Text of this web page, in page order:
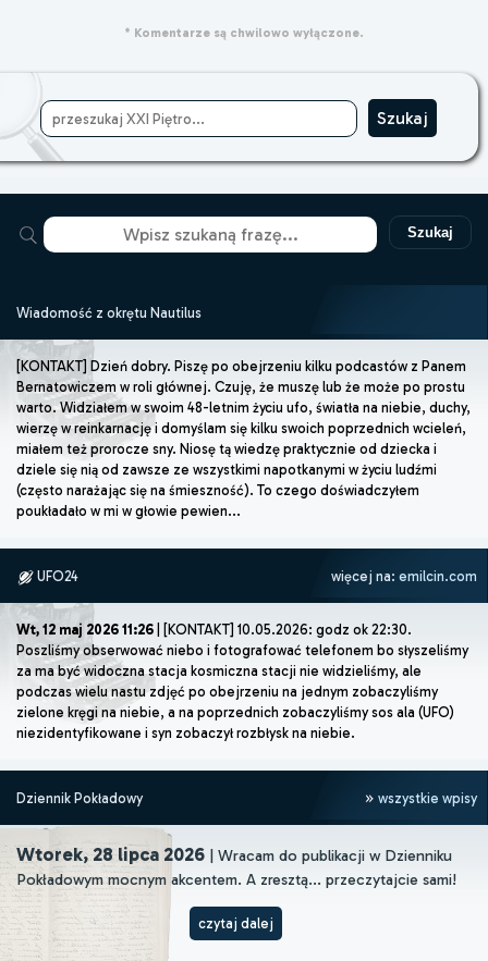
* Komentarze są chwilowo wyłączone.
Szukaj
Wiadomość z okrętu Nautilus
[KONTAKT] Dzień dobry. Piszę po obejrzeniu kilku podcastów z Panem
Bernatowiczem w roli głównej. Czuję, że muszę lub że może po prostu
warto. Widziałem w swoim 48-letnim życiu ufo, światła na niebie, duchy,
wierzę w reinkarnację i domyślam się kilku swoich poprzednich wcieleń,
miałem też prorocze sny. Niosę tą wiedzę praktycznie od dziecka i
dziele się nią od zawsze ze wszystkimi napotkanymi w życiu ludźmi
(często narażając się na śmieszność). To czego doświadczyłem
poukładało w mi w głowie pewien...
UFO24 więcej na: emilcin.com
Wt, 12 maj 2026 11:26 | [KONTAKT] 10.05.2026: godz ok 22:30.
Poszliśmy obserwować niebo i fotografować telefonem bo słyszeliśmy
za ma być widoczna stacja kosmiczna stacji nie widzieliśmy, ale
podczas wielu nastu zdjęć po obejrzeniu na jednym zobaczyliśmy
zielone kręgi na niebie, a na poprzednich zobaczyliśmy sos ala (UFO)
niezidentyfikowane i syn zobaczył rozbłysk na niebie.
Dziennik Pokładowy wszystkie wpisy
Wtorek, 28 lipca 2026 | Wracam do publikacji w Dzienniku
Pokładowym mocnym akcentem. A zresztą... przeczytajcie sami!
czytaj dalej